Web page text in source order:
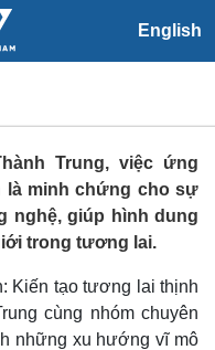
English
hội
24h
dục
ấn VOV
làm
AI thực hiện,
năm sau
Trung, việc ứng
là minh chứng cho sự
nghệ, giúp hình dung
trong tương lai.
Kiến tạo tương lai thịnh
cùng nhóm chuyên
những xu hướng vĩ mô